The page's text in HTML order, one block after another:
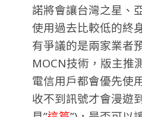
諾將會讓台灣之星、
使用過去比較低的終
有爭議的是兩家業者
MOCN技術，版主推
電信用戶都會優先使
收不到訊號才會漫遊